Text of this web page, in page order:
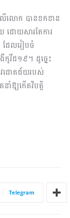
ើលោក បានខកខាន
ដោយសារតែការ​
ដែលរៀបចំ
កូវីដ១៩។ ដូច្នេះ
វជោគជ័យរបស់
ាំឱ្យកើតវិបត្តិ
Telegram